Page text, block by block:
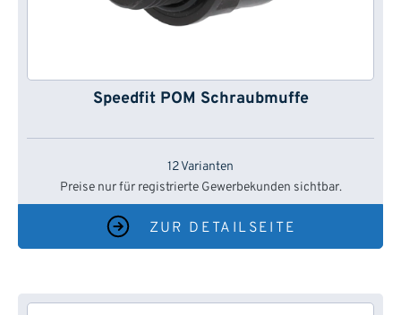
Speedfit POM Schraubmuffe
12 Varianten
Preise nur für registrierte Gewerbekunden sichtbar.
ZUR DETAILSEITE